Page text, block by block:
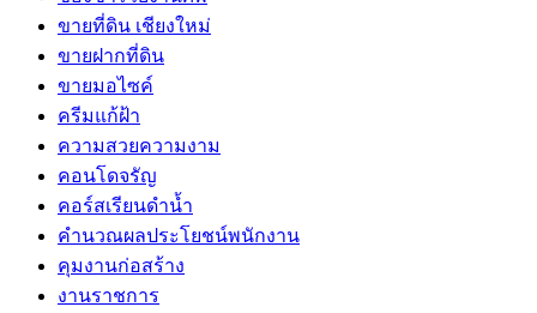
ขายที่ดิน เชียงใหม่
ขายฝากที่ดิน
ขายมอไซค์
ครีมแก้ฝ้า
ความสวยความงาม
คอนโดจรัญ
คอร์สเรียนดำน้ำ
คำนวณผลประโยชน์พนักงาน
คุมงานก่อสร้าง
งานราชการ